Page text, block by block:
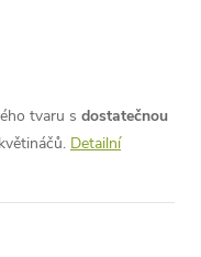
tvaru s dostatečnou
Detailní